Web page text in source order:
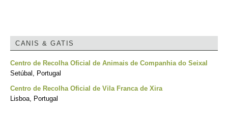
CANIS & GATIS
Centro de Recolha Oficial de Animais de Companhia do Seixal
Setúbal, Portugal
Centro de Recolha Oficial de Vila Franca de Xira
Lisboa, Portugal